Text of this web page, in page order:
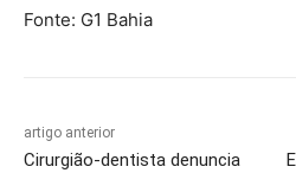
Fonte: G1 Bahia
artigo anterior
Cirurgião-dentista denuncia